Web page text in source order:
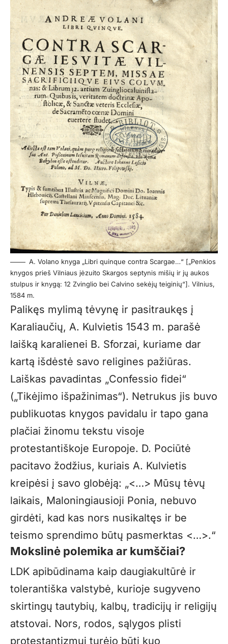
A. Volano knyga „Libri quinque contra Scargae…“ [„Penkios
knygos prieš Vilniaus jėzuito Skargos septynis mišių ir jų aukos
stulpus ir knygą: 12 Zvinglio bei Calvino sekėjų teiginių“]. Vilnius,
1584 m.
Palikęs mylimą tėvynę ir pasitraukęs į
Karaliaučių, A. Kulvietis 1543 m. parašė
laišką karalienei B. Sforzai, kuriame dar
kartą išdėstė savo religines pažiūras.
Laiškas pavadintas „Confessio fidei“
(„Tikėjimo išpažinimas“). Netrukus jis buvo
publikuotas knygos pavidalu ir tapo gana
plačiai žinomu tekstu visoje
protestantiškoje Europoje. D. Pociūtė
pacitavo žodžius, kuriais A. Kulvietis
kreipėsi į savo globėją: „<…> Mūsų tėvų
laikais, Maloningiausioji Ponia, nebuvo
girdėti, kad kas nors nusikaltęs ir be
teismo sprendimo būtų pasmerktas <…>.“
Mokslinė polemika ar kumščiai?
LDK apibūdinama kaip daugiakultūrė ir
tolerantiška valstybė, kurioje sugyveno
skirtingų tautybių, kalbų, tradicijų ir religijų
atstovai. Nors, rodos, sąlygos plisti
protestantizmui turėjo būti kuo